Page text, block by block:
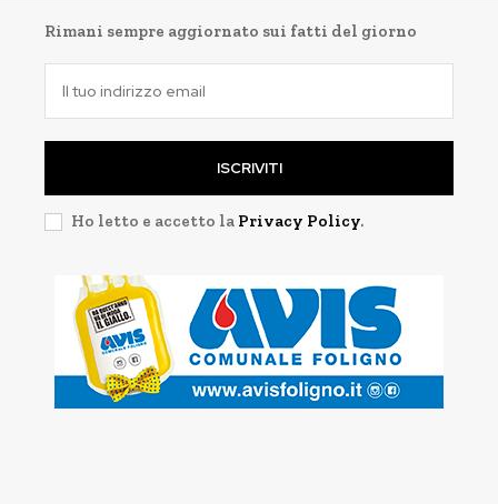
Rimani sempre aggiornato sui fatti del giorno
ISCRIVITI
Ho letto e accetto la Privacy Policy.